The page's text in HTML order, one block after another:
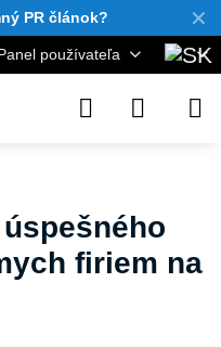
✕
PR článok?
používateľa
firiem na